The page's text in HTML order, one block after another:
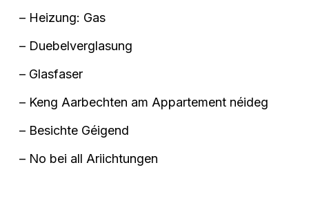
– Heizung: Gas
– Duebelverglasung
– Glasfaser
– Keng Aarbechten am Appartement néideg
– Besichte Géigend
– No bei all Ariichtungen